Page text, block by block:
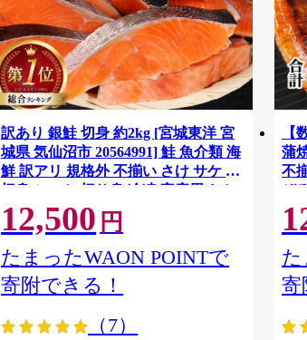
訳あり 銀鮭 切身 約2kg [宮城東洋 宮
城県 気仙沼市 20564991] 鮭 魚介類 海
鮮 訳アリ 規格外 不揃い さけ サケ 鮭
切身 シャケ 切り身 冷凍 家庭用 おか
ず 弁当 支援 サーモン 銀鮭切り身 魚
わけあり
12,500 円
たまったWAON POINTで
寄附できる！
（7）
【
蒲
不
ぞ
気
た
寄